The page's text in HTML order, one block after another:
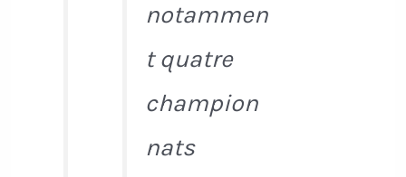
notammen
t quatre
champion
nats